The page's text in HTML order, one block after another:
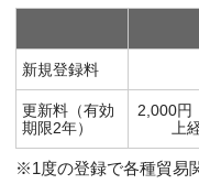
新規登録料
更新料（有効
期限2年）
2,000円
上
※1度の登録で各種貿易